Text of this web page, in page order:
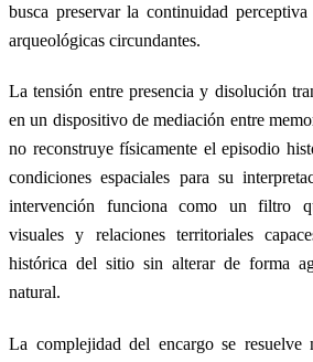
busca preservar la continuidad
arqueológicas circundantes.
La tensión entre presencia y disolución
en un dispositivo de mediación entre
no reconstruye físicamente el episodio
condiciones espaciales para su
intervención funciona como un filtro
visuales y relaciones territoriales
histórica del sitio sin alterar de forma
natural.
La complejidad del encargo se resuelve